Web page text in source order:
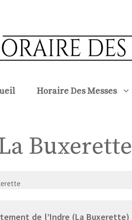
Horaire Des Messes
Buxerette
de l’Indre (La Buxerette)